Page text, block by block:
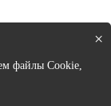
×
файлы Cookie,